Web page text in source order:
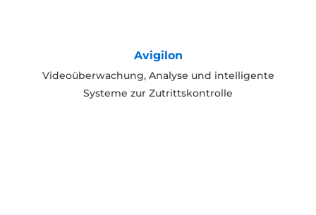
Avigilon
Videoüberwachung, Analyse und intelligente
Systeme zur Zutrittskontrolle